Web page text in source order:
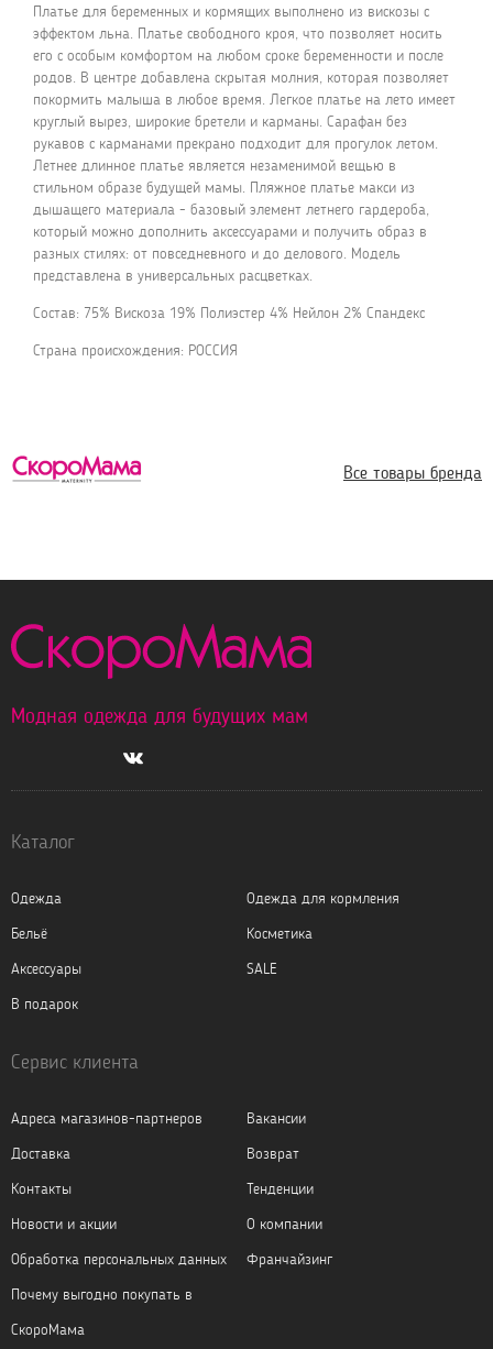
Платье для беременных и кормящих выполнено из вискозы с
эффектом льна. Платье свободного кроя, что позволяет носить
его с особым комфортом на любом сроке беременности и после
родов. В центре добавлена скрытая молния, которая позволяет
покормить малыша в любое время. Легкое платье на лето имеет
круглый вырез, широкие бретели и карманы. Сарафан без
рукавов с карманами прекрано подходит для прогулок летом.
Летнее длинное платье является незаменимой вещью в
стильном образе будущей мамы. Пляжное платье макси из
дышащего материала - базовый элемент летнего гардероба,
который можно дополнить аксессуарами и получить образ в
разных стилях: от повседневного и до делового. Модель
представлена в универсальных расцветках.
Состав: 75% Вискоза 19% Полиэстер 4% Нейлон 2% Спандекс
Страна происхождения: РОССИЯ
Все товары бренда
Модная одежда для будущих мам
Каталог
Одежда
Одежда для кормления
Бельё
Косметика
Аксессуары
SALE
В подарок
Сервис клиента
Адреса магазинов-партнеров
Вакансии
Доставка
Возврат
Контакты
Тенденции
Новости и акции
О компании
Обработка персональных данных
Франчайзинг
Почему выгодно покупать в
СкороМама